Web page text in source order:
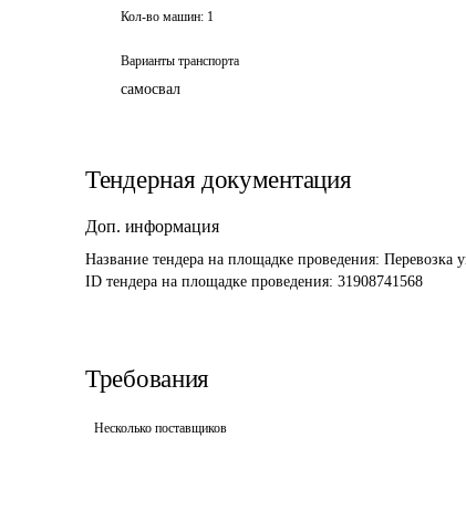
Кол-во машин: 1
Варианты транспорта
самосвал
Тендерная документация
Доп. информация
Название тендера на площадке проведения: Перевозка
ID тендера на площадке проведения: 31908741568
Требования
Несколько поставщиков